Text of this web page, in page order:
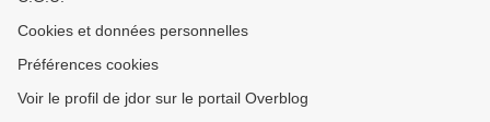
Cookies et données personnelles
Préférences cookies
Voir le profil de jdor sur le portail Overblog